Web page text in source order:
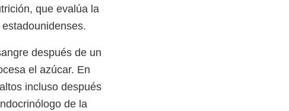
que evalúa la
después de un
el azúcar. En
incluso después
de la